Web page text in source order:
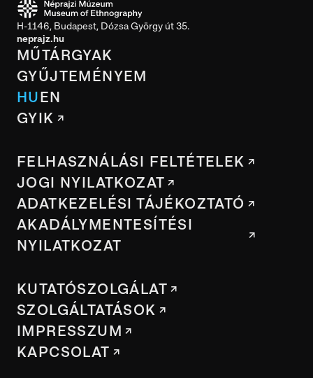
H-1146, Budapest, Dózsa György út 35.
neprajz.hu
MŰTÁRGYAK
GYŰJTEMÉNYEM
HUEN
GYIK
FELHASZNÁLÁSI FELTÉTELEK
JOGI NYILATKOZAT
ADATKEZELÉSI TÁJÉKOZTATÓ
AKADÁLYMENTESÍTÉSI
NYILATKOZAT
KUTATÓSZOLGÁLAT
SZOLGÁLTATÁSOK
IMPRESSZUM
KAPCSOLAT